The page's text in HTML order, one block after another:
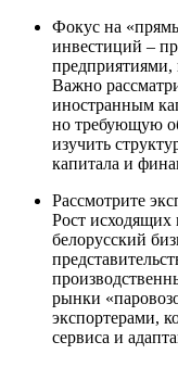
Фокус на
инвестиций –
Важно
иностранным
но требующую
изучить
капитала и
Рассмотрите
Рост исходящих
белорусский
рынки
экспортерами,
сервиса и